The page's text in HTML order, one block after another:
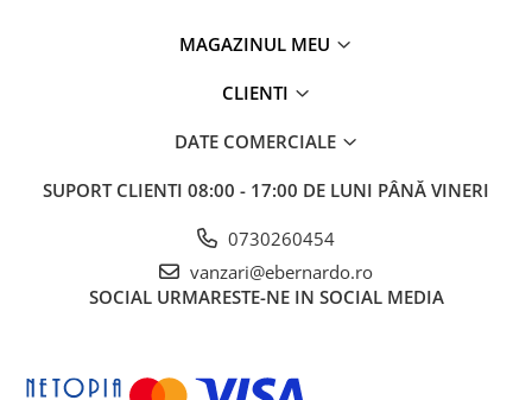
Accesorii pentru masini de gaurit
magnetice
Accesorii polizor umed și uscat
Accesorii generale
Accesorii pentru mașini de șlefuit
MAGAZINUL MEU
CLIENTI
DATE COMERCIALE
SUPORT CLIENTI 08:00 - 17:00 DE LUNI PÂNĂ VINERI
0730260454
vanzari@ebernardo.ro
SOCIAL URMARESTE-NE IN SOCIAL MEDIA